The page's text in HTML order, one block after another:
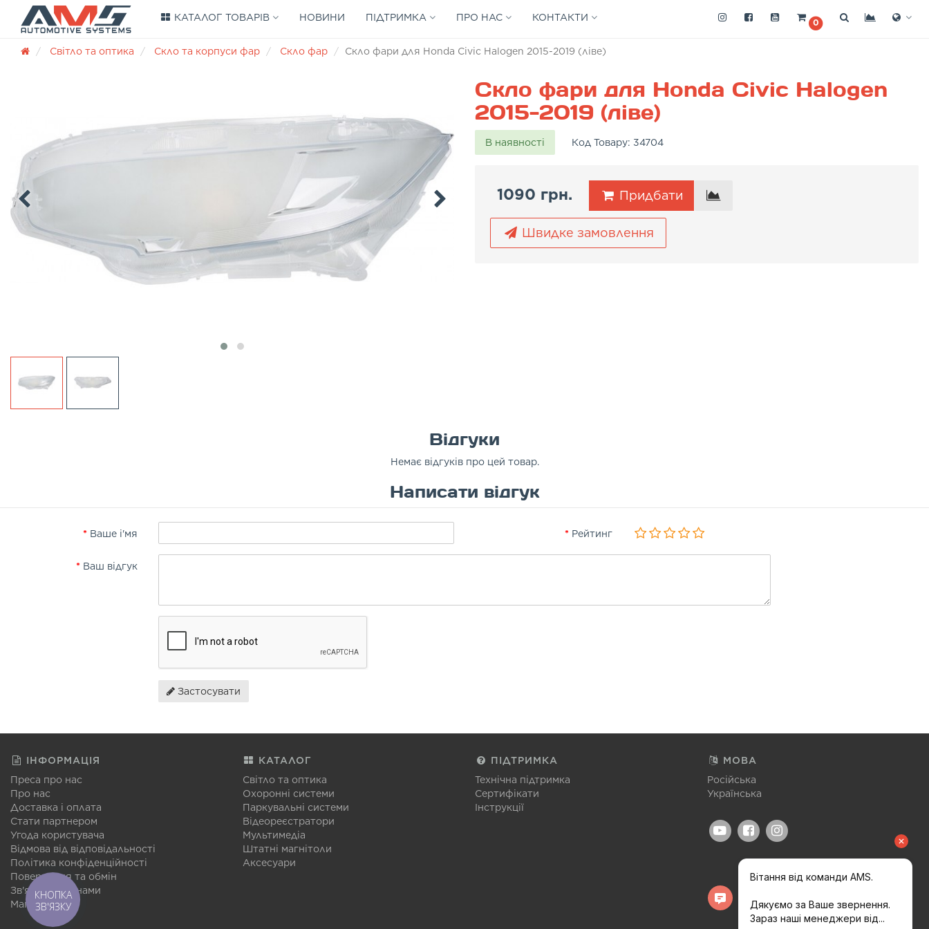
КАТАЛОГ ТОВАРІВ НОВИНИ ПІДТРИМКА ПРО НАС КОНТАКТИ 0
Світло та оптика Скло та корпуси фар Скло фар Скло фари для Honda Civic Halogen 2015-2019 (ліве)
Скло фари для Honda Civic Halogen
2015-2019 (ліве)
В наявності Код Товару: 34704
1090 грн. Придбати
Швидке замовлення
Відгуки
Немає відгуків про цей товар.
Написати відгук
Ваше і'мя Рейтинг
Ваш відгук
Застосувати
ІНФОРМАЦІЯ
Преса про нас
Про нас
Доставка і оплата
Стати партнером
Угода користувача
Відмова від відповідальності
Політика конфіденційності
Повернення та обмін
Зв'язатися з нами
Мапа сайту
КАТАЛОГ
Світло та оптика
Охоронні системи
Паркувальні системи
Відеореєстратори
Мультимедіа
Штатні магнітоли
Аксесуари
ПІДТРИМКА
Технічна підтримка
Сертифікати
Інструкції
МОВА
Російська
Українська
КНОПКА
ЗВ'ЯЗКУ